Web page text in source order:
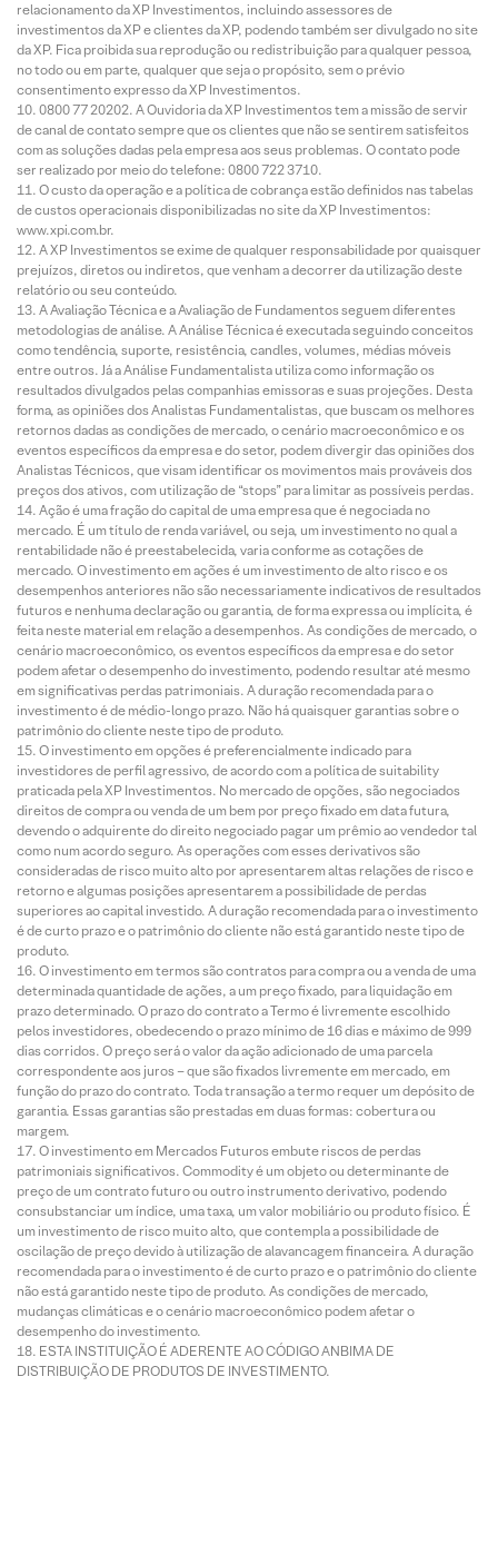
relacionamento da XP Investimentos, incluindo assessores de
investimentos da XP e clientes da XP, podendo também ser divulgado no site
da XP. Fica proibida sua reprodução ou redistribuição para qualquer pessoa,
no todo ou em parte, qualquer que seja o propósito, sem o prévio
consentimento expresso da XP Investimentos.
0800 77 20202. A Ouvidoria da XP Investimentos tem a missão de servir
de canal de contato sempre que os clientes que não se sentirem satisfeitos
com as soluções dadas pela empresa aos seus problemas. O contato pode
ser realizado por meio do telefone: 0800 722 3710.
O custo da operação e a política de cobrança estão definidos nas tabelas
de custos operacionais disponibilizadas no site da XP Investimentos:
www.xpi.com.br.
A XP Investimentos se exime de qualquer responsabilidade por quaisquer
prejuízos, diretos ou indiretos, que venham a decorrer da utilização deste
relatório ou seu conteúdo.
A Avaliação Técnica e a Avaliação de Fundamentos seguem diferentes
metodologias de análise. A Análise Técnica é executada seguindo conceitos
como tendência, suporte, resistência, candles, volumes, médias móveis
entre outros. Já a Análise Fundamentalista utiliza como informação os
resultados divulgados pelas companhias emissoras e suas projeções. Desta
forma, as opiniões dos Analistas Fundamentalistas, que buscam os melhores
retornos dadas as condições de mercado, o cenário macroeconômico e os
eventos específicos da empresa e do setor, podem divergir das opiniões dos
Analistas Técnicos, que visam identificar os movimentos mais prováveis dos
preços dos ativos, com utilização de “stops” para limitar as possíveis perdas.
Ação é uma fração do capital de uma empresa que é negociada no
mercado. É um título de renda variável, ou seja, um investimento no qual a
rentabilidade não é preestabelecida, varia conforme as cotações de
mercado. O investimento em ações é um investimento de alto risco e os
desempenhos anteriores não são necessariamente indicativos de resultados
futuros e nenhuma declaração ou garantia, de forma expressa ou implícita, é
feita neste material em relação a desempenhos. As condições de mercado, o
cenário macroeconômico, os eventos específicos da empresa e do setor
podem afetar o desempenho do investimento, podendo resultar até mesmo
em significativas perdas patrimoniais. A duração recomendada para o
investimento é de médio-longo prazo. Não há quaisquer garantias sobre o
patrimônio do cliente neste tipo de produto.
O investimento em opções é preferencialmente indicado para
investidores de perfil agressivo, de acordo com a política de suitability
praticada pela XP Investimentos. No mercado de opções, são negociados
direitos de compra ou venda de um bem por preço fixado em data futura,
devendo o adquirente do direito negociado pagar um prêmio ao vendedor tal
como num acordo seguro. As operações com esses derivativos são
consideradas de risco muito alto por apresentarem altas relações de risco e
retorno e algumas posições apresentarem a possibilidade de perdas
superiores ao capital investido. A duração recomendada para o investimento
é de curto prazo e o patrimônio do cliente não está garantido neste tipo de
produto.
O investimento em termos são contratos para compra ou a venda de uma
determinada quantidade de ações, a um preço fixado, para liquidação em
prazo determinado. O prazo do contrato a Termo é livremente escolhido
pelos investidores, obedecendo o prazo mínimo de 16 dias e máximo de 999
dias corridos. O preço será o valor da ação adicionado de uma parcela
correspondente aos juros – que são fixados livremente em mercado, em
função do prazo do contrato. Toda transação a termo requer um depósito de
garantia. Essas garantias são prestadas em duas formas: cobertura ou
margem.
O investimento em Mercados Futuros embute riscos de perdas
patrimoniais significativos. Commodity é um objeto ou determinante de
preço de um contrato futuro ou outro instrumento derivativo, podendo
consubstanciar um índice, uma taxa, um valor mobiliário ou produto físico. É
um investimento de risco muito alto, que contempla a possibilidade de
oscilação de preço devido à utilização de alavancagem financeira. A duração
recomendada para o investimento é de curto prazo e o patrimônio do cliente
não está garantido neste tipo de produto. As condições de mercado,
mudanças climáticas e o cenário macroeconômico podem afetar o
desempenho do investimento.
ESTA INSTITUIÇÃO É ADERENTE AO CÓDIGO ANBIMA DE
DISTRIBUIÇÃO DE PRODUTOS DE INVESTIMENTO.